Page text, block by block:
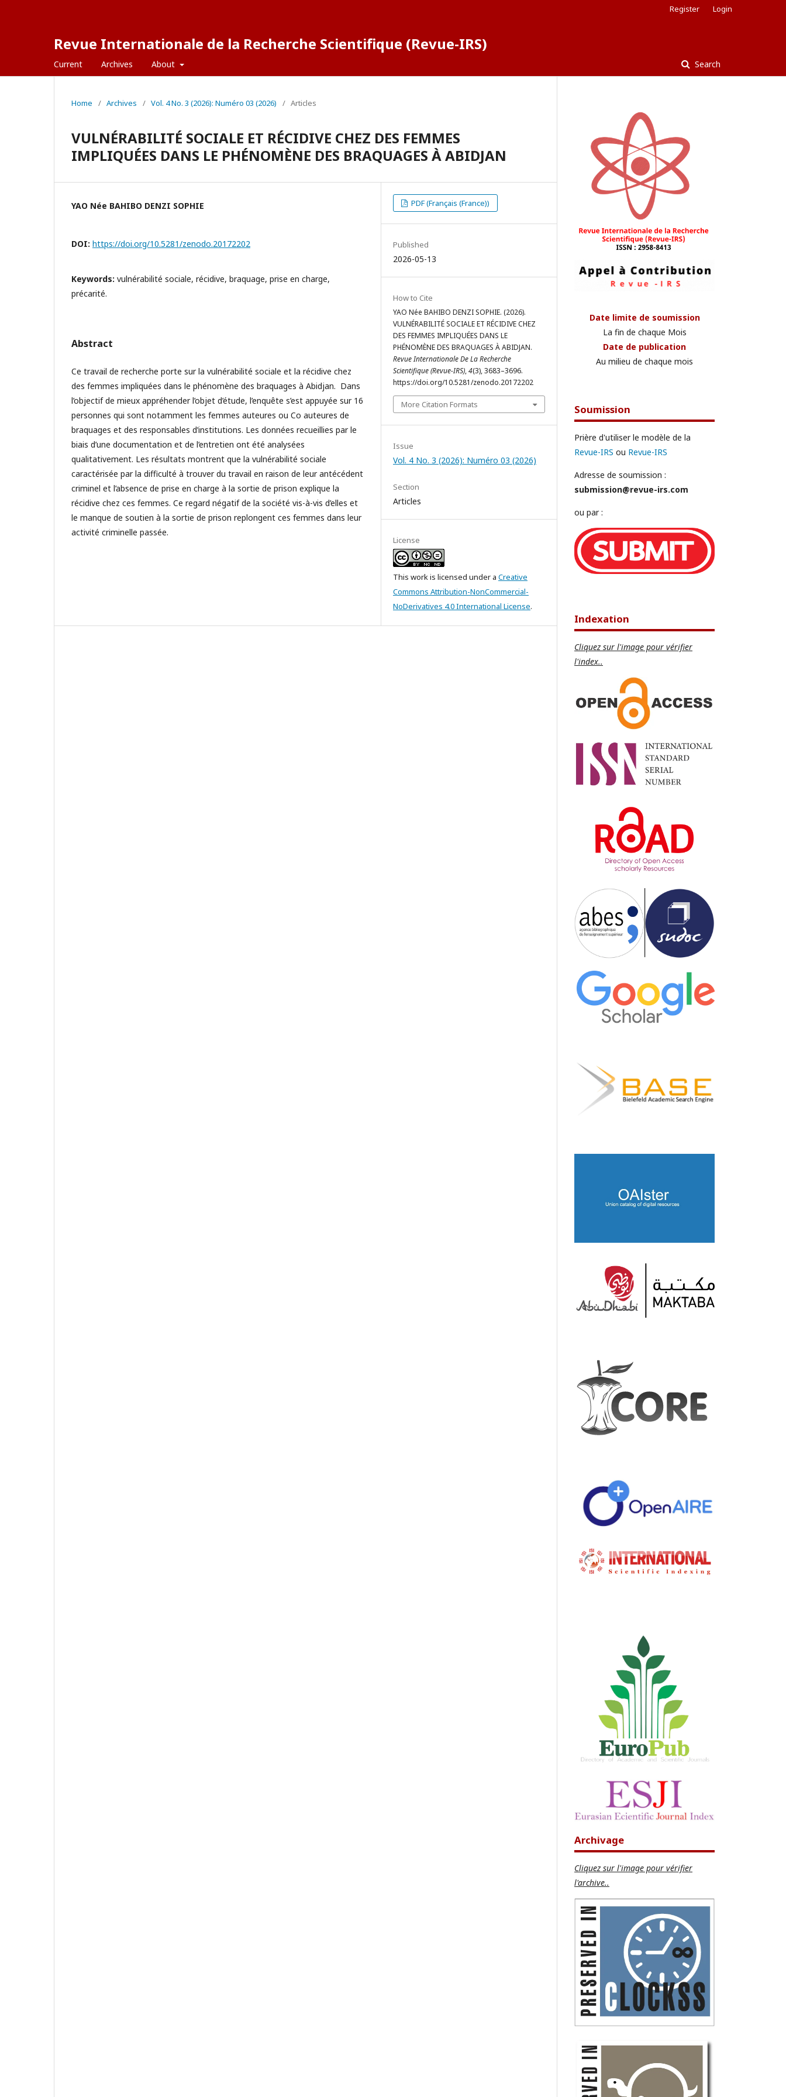
Revue Internationale de la Recherche Scientifique (Revue-IRS)
Current Archives About Search
Register Login
Home / Archives / Vol. 4 No. 3 (2026): Numéro 03 (2026) / Articles
VULNÉRABILITÉ SOCIALE ET RÉCIDIVE CHEZ DES FEMMES
IMPLIQUÉES DANS LE PHÉNOMÈNE DES BRAQUAGES À ABIDJAN
YAO Née BAHIBO DENZI SOPHIE
DOI: https://doi.org/10.5281/zenodo.20172202
Keywords: vulnérabilité sociale, récidive, braquage, prise en charge,
précarité.
Abstract
Ce travail de recherche porte sur la vulnérabilité sociale et la récidive chez
des femmes impliquées dans le phénomène des braquages à Abidjan. Dans
l’objectif de mieux appréhender l’objet d’étude, l’enquête s’est appuyée sur 16
personnes qui sont notamment les femmes auteures ou Co auteures de
braquages et des responsables d’institutions. Les données recueillies par le
biais d’une documentation et de l’entretien ont été analysées
qualitativement. Les résultats montrent que la vulnérabilité sociale
caractérisée par la difficulté à trouver du travail en raison de leur antécédent
criminel et l’absence de prise en charge à la sortie de prison explique la
récidive chez ces femmes. Ce regard négatif de la société vis-à-vis d’elles et
le manque de soutien à la sortie de prison replongent ces femmes dans leur
activité criminelle passée.
PDF (Français (France))
Published
2026-05-13
How to Cite
YAO Née BAHIBO DENZI SOPHIE. (2026).
VULNÉRABILITÉ SOCIALE ET RÉCIDIVE CHEZ
DES FEMMES IMPLIQUÉES DANS LE
PHÉNOMÈNE DES BRAQUAGES À ABIDJAN.
Revue Internationale De La Recherche
Scientifique (Revue-IRS),4(3), 3683–3696.
https://doi.org/10.5281/zenodo.20172202
More Citation Formats
Issue
Vol. 4 No. 3 (2026): Numéro 03 (2026)
Section
Articles
License
This work is licensed under a Creative
Commons Attribution-NonCommercial-
NoDerivatives 4.0 International License.
Date limite de soumission
La fin de chaque Mois
Date de publication
Au milieu de chaque mois
Soumission
Prière d'utiliser le modèle de la
Revue-IRS ou Revue-IRS
Adresse de soumission :
submission@revue-irs.com
ou par :
Indexation
Cliquez sur l'image pour vérifier
l'index..
Archivage
Cliquez sur l'image pour vérifier
l'archive..